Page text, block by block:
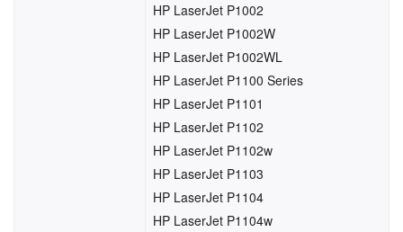
HP LaserJet P1002
HP LaserJet P1002W
HP LaserJet P1002WL
HP LaserJet P1100 Series
HP LaserJet P1101
HP LaserJet P1102
HP LaserJet P1102w
HP LaserJet P1103
HP LaserJet P1104
HP LaserJet P1104w